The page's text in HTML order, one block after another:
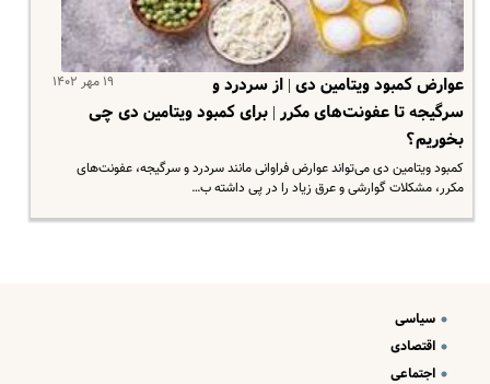
۱۹ مهر ۱۴۰۲
عوارض کمبود ویتامین دی | از سردرد و
سرگیجه تا عفونت‌های مکرر | برای کمبود ویتامین دی چی
بخوریم؟
کمبود ویتامین دی می‌تواند عوارض فراوانی مانند سردرد و سرگیجه، عفونت‌های
مکرر، مشکلات گوارشی و عرق زیاد را در پی داشته ب…
سیاسی
اقتصادی
اجتماعی